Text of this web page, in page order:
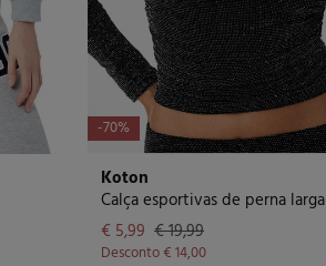
-70%
Koton
Calça esportivas de perna larga
€ 5,99 € 19,99
Desconto€ 14,00